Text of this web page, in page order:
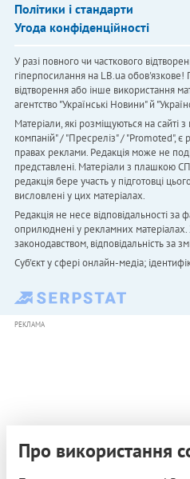
Політики і стандарти
Угода конфіденційності
У разі повного чи часткового
гіперпосилання на LB.ua обов'язкове!
відтворення або інше використання
агентство "Українськi Новини" й
Матеріали, які розміщуються на
компаній" / "Пресреліз" / "Promoted", є
правах реклами. Редакція може не
представлені. Матеріали з плашкою
редакція бере участь у підготовці
висловлені у цих матеріалах.
Редакція не несе відповідальності за
оприлюднені у рекламних матеріалах.
законодавством, відповідальність за
Cуб'єкт у сфері онлайн-медіа;
РЕКЛАМА
Про використання